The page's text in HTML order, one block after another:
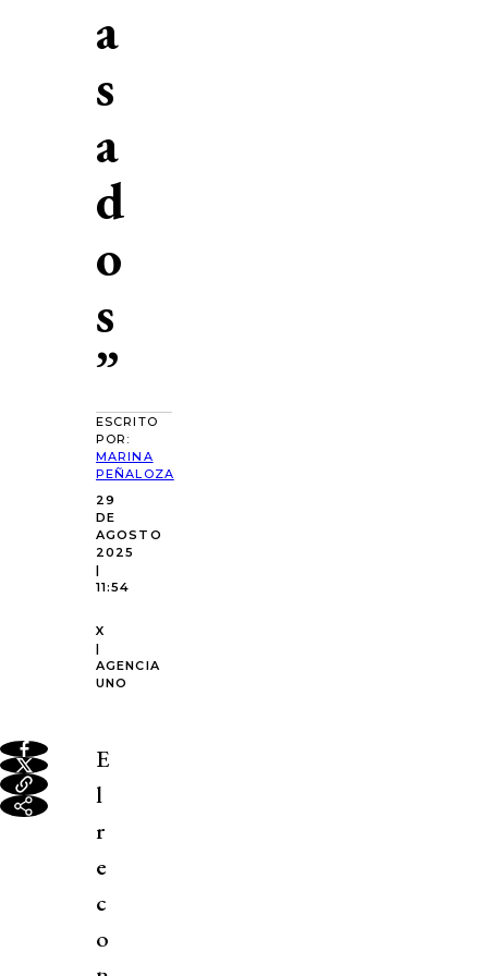
a
s
a
d
o
s
”
ESCRITO
POR:
MARINA
PEÑALOZA
29
DE
AGOSTO
2025
|
11:54
X
|
AGENCIA
UNO
E
l
r
e
c
o